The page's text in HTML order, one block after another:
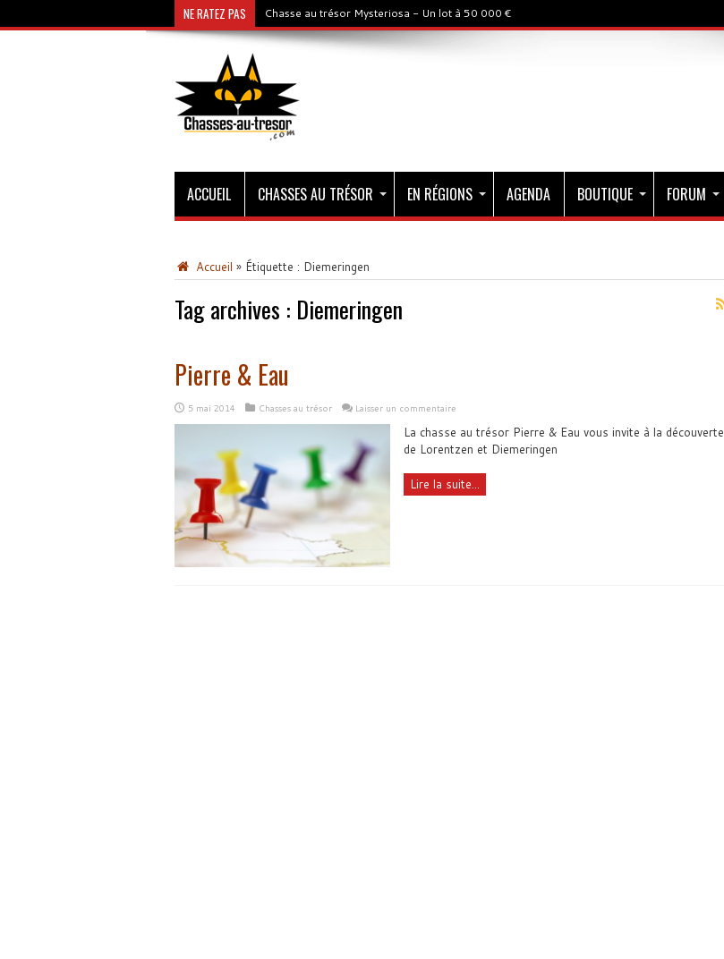
NE RATEZ PAS Chasse au trésor Mysteriosa - Un lot à 50 000 €
ACCUEIL CHASSES AU TRÉSOR EN RÉGIONS AGENDA BOUTIQUE FORUM
Accueil » Étiquette : Diemeringen
Tag archives : Diemeringen
Pierre & Eau
5 mai 2014 Chasses au trésor Laisser un commentaire
La chasse au trésor Pierre & Eau vous invite à la découverte
de Lorentzen et Diemeringen
Lire la suite...